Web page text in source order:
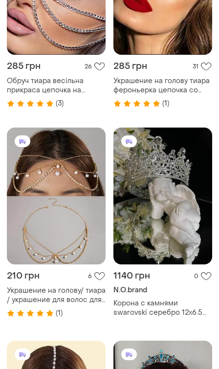
285 грн 26
Обруч тиара весільна
прикраса цепочка на
голову зі стразами сережки
ожерелье
(3)
285 грн 31
Украшение на голову тиара
фероньерка цепочка со
стразами свадебное
вечернее серебриста
(1)
210 грн 6
Украшение на голову/ тиара
/ украшение для волос для
фотосессии для свадьбы
золотой
(1)
1140 грн 0
N.O.brand
Корона с камнями
swarovski серебро 12х6.5
тиара корона на торт